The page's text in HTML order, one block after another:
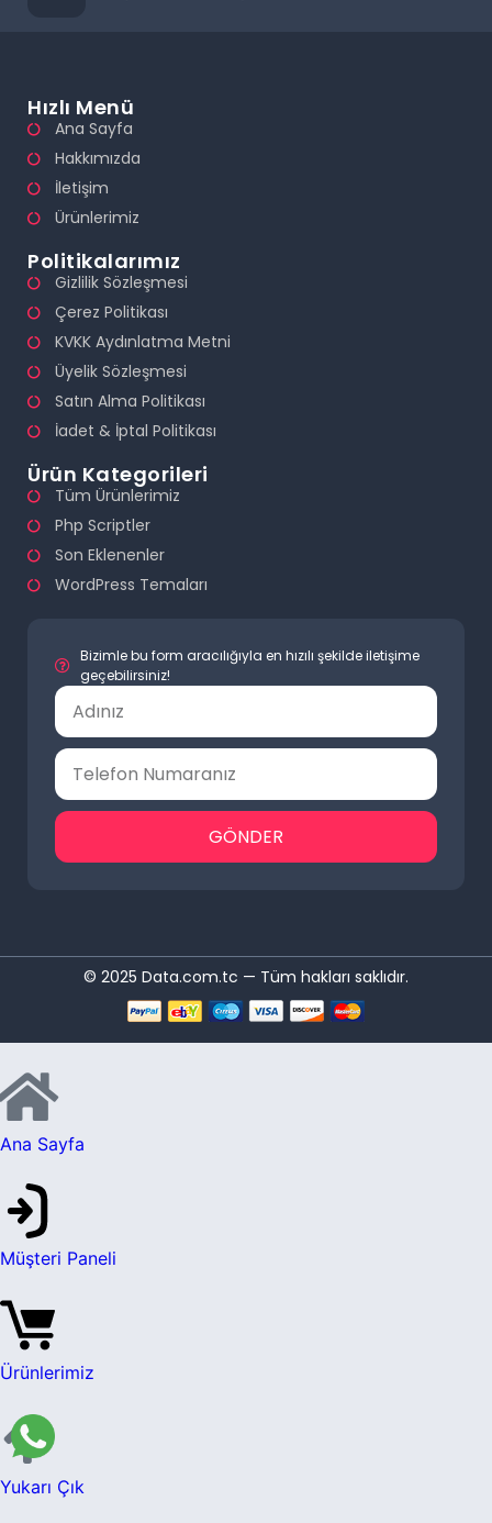
Hızlı Menü
Ana Sayfa
Hakkımızda
İletişim
Ürünlerimiz
Politikalarımız
Gizlilik Sözleşmesi
Çerez Politikası
KVKK Aydınlatma Metni
Üyelik Sözleşmesi
Satın Alma Politikası
İadet & İptal Politikası
Ürün Kategorileri
Tüm Ürünlerimiz
Php Scriptler
Son Eklenenler
WordPress Temaları
Bizimle bu form aracılığıyla en hızılı şekilde iletişime
geçebilirsiniz!
GÖNDER
© 2025 Data.com.tc — Tüm hakları saklıdır.
Ana Sayfa
Müşteri Paneli
Ürünlerimiz
Yukarı Çık